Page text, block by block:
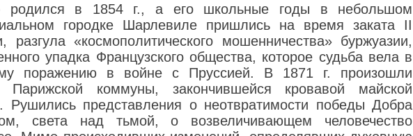
родился в 1854 г., а его школьные годы в небольшом
городке Шарлевиле пришлись на время заката II
разгула «космополитического мошенничества» буржуазии,
упадка Французского общества, которое судьба вела в
поражению в войне с Пруссией. В 1871 г. произошли
Парижской коммуны, закончившейся кровавой майской
Рушились представления о неотвратимости победы Добра
света над тьмой, о возвеличивающем человечество